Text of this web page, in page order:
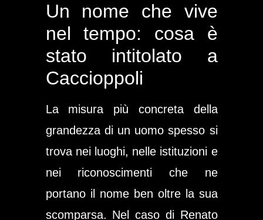
Un nome che vive
nel tempo: cosa è
stato intitolato a
Caccioppoli
La misura più concreta della
grandezza di un uomo spesso si
trova nei luoghi, nelle istituzioni e
nei riconoscimenti che ne
portano il nome ben oltre la sua
scomparsa. Nel caso di Renato